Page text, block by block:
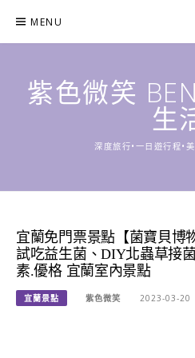
content
MENU
紫色微笑
生
深度旅行•一日遊行程•
宜蘭免門票景點【菌寶貝博
試吃益生菌、DIY北蟲草接
素.優格 宜蘭室內景點
宜蘭景點 紫色微笑 2023-03-20